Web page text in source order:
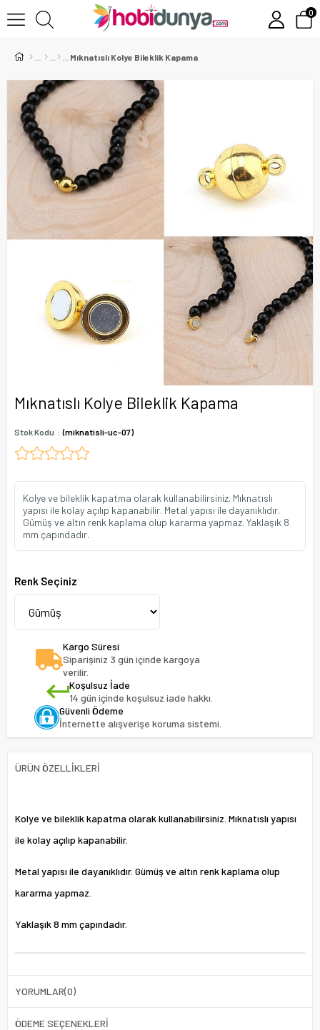
0
Mıknatıslı Kolye Bileklik Kapama
Mıknatıslı Kolye Bileklik Kapama
Stok Kodu (miknatisli-uc-07)
Kolye ve bileklik kapatma olarak kullanabilirsiniz. Mıknatıslı
yapısı ile kolay açılıp kapanabilir. Metal yapısı ile dayanıklıdır.
Gümüş ve altın renk kaplama olup kararma yapmaz. Yaklaşık 8
mm çapındadır.
Renk Seçiniz
Kargo Süresi
Siparişiniz 3 gün içinde kargoya
verilir.
Koşulsuz İade
14 gün içinde koşulsuz iade hakkı.
Güvenli Ödeme
İnternette alışverişe koruma sistemi.
ÜRÜN ÖZELLIKLERI
Kolye ve bileklik kapatma olarak kullanabilirsiniz. Mıknatıslı yapısı
ile kolay açılıp kapanabilir.
Metal yapısı ile dayanıklıdır. Gümüş ve altın renk kaplama olup
kararma yapmaz.
Yaklaşık 8 mm çapındadır.
YORUMLAR(0)
ÖDEME SEÇENEKLERI